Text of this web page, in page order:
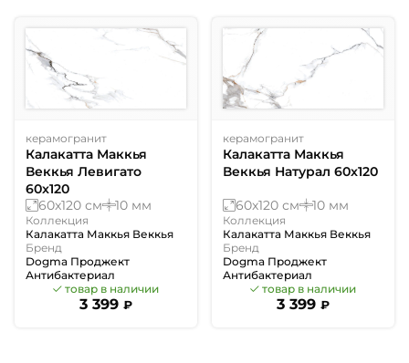
керамогранит
Калакатта Маккья
Веккья Левигато
60x120
60x120 см
10 мм
Коллекция
Калакатта Маккья Веккья
Бренд
Dogma Проджект
Антибактериал
товар в наличии
3 399 ₽
керамогранит
Калакатта Маккья
Веккья Натурал 60x120
60x120 см 10 мм
Коллекция
Калакатта Маккья Веккья
Бренд
Dogma Проджект
Антибактериал
товар в наличии
3 399 ₽